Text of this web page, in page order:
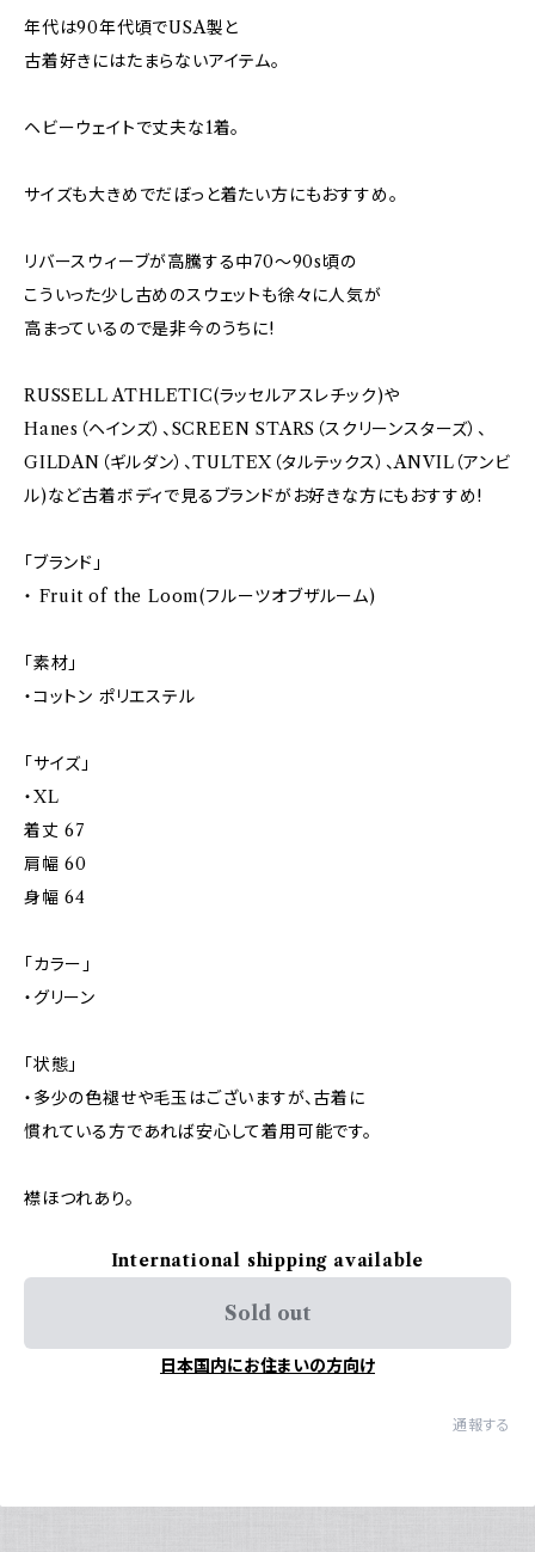
年代は90年代頃でUSA製と
古着好きにはたまらないアイテム。
ヘビーウェイトで丈夫な1着。
サイズも大きめでだぼっと着たい方にもおすすめ。
リバースウィーブが高騰する中70～90s頃の
こういった少し古めのスウェットも徐々に人気が
高まっているので是非今のうちに!
RUSSELL ATHLETIC(ラッセルアスレチック)や
Hanes（ヘインズ）、SCREEN STARS（スクリーンスターズ）、
GILDAN（ギルダン）、TULTEX（タルテックス）、ANVIL（アンビ
ル)など古着ボディで見るブランドがお好きな方にもおすすめ!
「ブランド」
・ Fruit of the Loom(フルーツオブザルーム)
「素材」
・コットン ポリエステル
「サイズ」
・XL
着丈 67
肩幅 60
身幅 64
「カラー」
・グリーン
「状態」
・多少の色褪せや毛玉はございますが、古着に
慣れている方であれば安心して着用可能です。
襟ほつれあり。
International shipping available
Sold out
日本国内にお住まいの方向け
通報する